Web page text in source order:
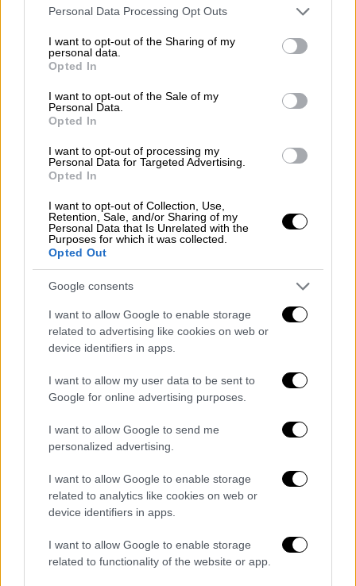
Please note that this website/app uses one or more Google
not limited to your visit or usage behaviour. You may click to
grant or deny consent to Google and its third-party tags to
use your data for below specified purposes in below Google
consent section.
Personal Data Processing Opt Outs
I want to opt-out of the Sharing of my
personal data.
Opted In
I want to opt-out of the Sale of my
Personal Data.
Opted In
I want to opt-out of processing my
Personal Data for Targeted Advertising.
Opted In
I want to opt-out of Collection, Use,
Retention, Sale, and/or Sharing of my
Personal Data that Is Unrelated with the
Purposes for which it was collected.
Opted Out
Google consents
I want to allow Google to enable storage
related to advertising like cookies on web or
device identifiers in apps.
I want to allow my user data to be sent to
Google for online advertising purposes.
I want to allow Google to send me
personalized advertising.
I want to allow Google to enable storage
related to analytics like cookies on web or
device identifiers in apps.
I want to allow Google to enable storage
related to functionality of the website or app.
αναγκαστική, πριν την έναρξη του έτους το
οποίο αφορούν.
5. Ερώτηση: Ποιες επιπτώσεις υπάρχουν αν
δεν καταβληθούν εμπρόθεσμα τα τέλη
κυκλοφορίας;
Απάντηση: Εκτός από τα ετήσια τέλη
κυκλοφορίας, επιβάλλεται και πρόστιμο:
- ισόποσο των τελών, αν το όχημα είναι
δίκυκλο/τρίκυκλο Ι.Χ. ή επιβατικό Ι.Χ.